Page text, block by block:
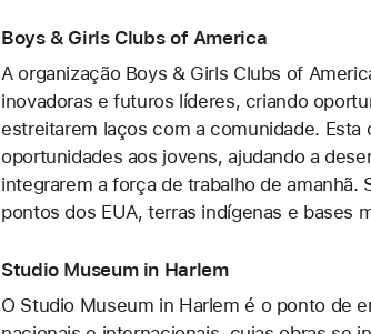
Boys & Girls Clubs of America
A organização Boys & Girls Clubs of
inovadoras e futuros líderes, criando
estreitarem laços com a comunidade.
oportunidades aos jovens, ajudando a
integrarem a força de trabalho de amanhã.
pontos dos EUA, terras indígenas e bases
Studio Museum in Harlem
O Studio Museum in Harlem é o ponto de